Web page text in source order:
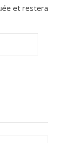
et restera